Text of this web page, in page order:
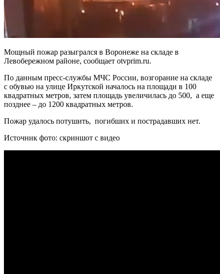
Мощный пожар разыгрался в Воронеже на складе в
Левобережном районе, сообщает otvprim.ru.
По данным пресс-службы МЧС России, возгорание на складе
с обувью на улице Иркутской началось на площади в 100
квадратных метров, затем площадь увеличилась до 500, а еще
позднее – до 1200 квадратных метров.
Пожар удалось потушить, погибших и пострадавших нет.
Источник фото: скриншот с видео